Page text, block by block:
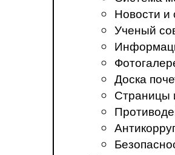
Новости и
Ученый
Доска
Страницы